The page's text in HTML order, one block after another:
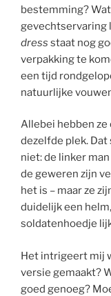
bestemming?
gevechtservaring
dress staat nog
verpakking te
een tijd
natuurlijke
Allebei hebben ze
dezelfde plek.
niet: de linker
de geweren zijn
het is – maar ze
duidelijk een
soldatenhoedje
Het intrigeert mij
versie gemaakt?
goed genoeg?